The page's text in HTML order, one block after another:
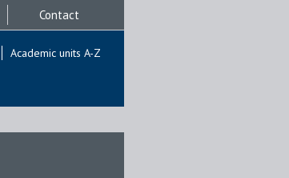
Contact
Academic units A-Z